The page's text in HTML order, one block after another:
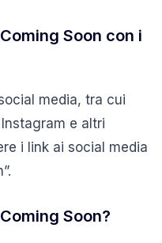
Soon con i
media, tra cui
e altri
i link ai social media
Soon?